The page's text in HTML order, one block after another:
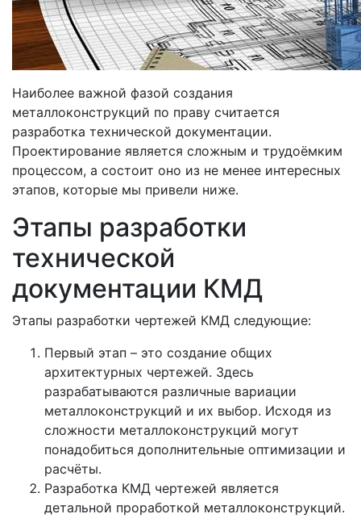
Наиболее важной фазой создания
металлоконструкций по праву считается
разработка технической документации.
Проектирование является сложным и трудоёмким
процессом, а состоит оно из не менее интересных
этапов, которые мы привели ниже.
Этапы разработки
технической
документации КМД
Этапы разработки чертежей КМД следующие:
Первый этап – это создание общих
архитектурных чертежей. Здесь
разрабатываются различные вариации
металлоконструкций и их выбор. Исходя из
сложности металлоконструкций могут
понадобиться дополнительные оптимизации и
расчёты.
Разработка КМД чертежей является
детальной проработкой металлоконструкций.